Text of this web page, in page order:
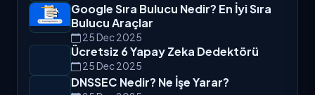
Google Sıra Bulucu Nedir? En İyi Sıra
Bulucu Araçlar
25 Dec 2025
Ücretsiz 6 Yapay Zeka Dedektörü
25 Dec 2025
DNSSEC Nedir? Ne İşe Yarar?